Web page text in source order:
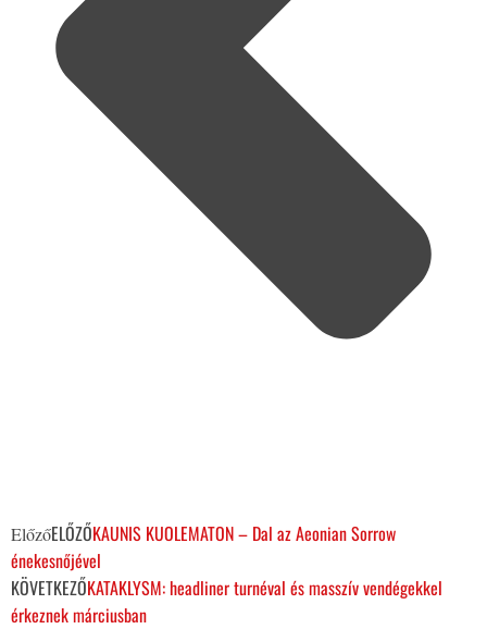
ElőzőELŐZŐKAUNIS KUOLEMATON – Dal az Aeonian Sorrow
énekesnőjével
KÖVETKEZŐKATAKLYSM: headliner turnéval és masszív vendégekkel
érkeznek márciusban